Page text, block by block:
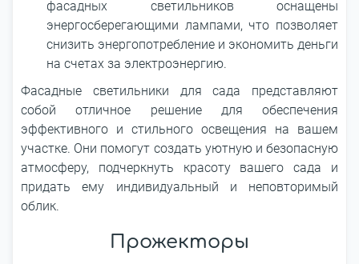
фасадных светильников оснащены
энергосберегающими лампами, что позволяет
снизить энергопотребление и экономить деньги
на счетах за электроэнергию.
Фасадные светильники для сада представляют
собой отличное решение для обеспечения
эффективного и стильного освещения на вашем
участке. Они помогут создать уютную и безопасную
атмосферу, подчеркнуть красоту вашего сада и
придать ему индивидуальный и неповторимый
облик.
Прожекторы